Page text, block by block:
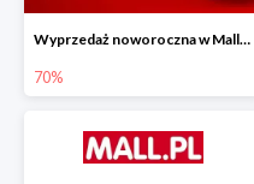
Wyprzedaż noworoczna w Mall.pl do -70%
70%